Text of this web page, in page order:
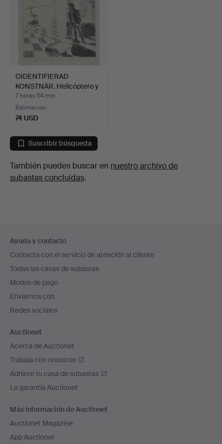
OIDENTIFIERAD
KONSTNÄR. Helicóptero y
sold…
7 horas 54 min
Estimación
74 USD
Suscribir búsqueda
También puedes buscar en nuestro archivo de
subastas concluidas.
en
el
pie
de
página
Ayuda y contacto
Contacta con el servicio de atención al cliente
Todas las casas de subastas
Modos de pago
Enviamos con
Redes sociales
Auctionet
Acerca de Auctionet
Trabaja con nosotros
Adhiere tu casa de subastas
La garantía Auctionet
Más información de Auctionet
Auctionet Magazine
App Auctionet